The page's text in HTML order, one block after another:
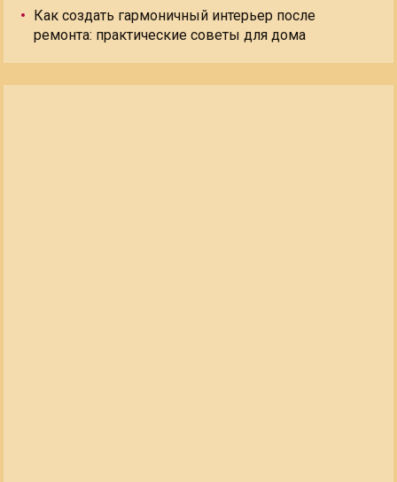
Как создать гармоничный интерьер после
ремонта: практические советы для дома